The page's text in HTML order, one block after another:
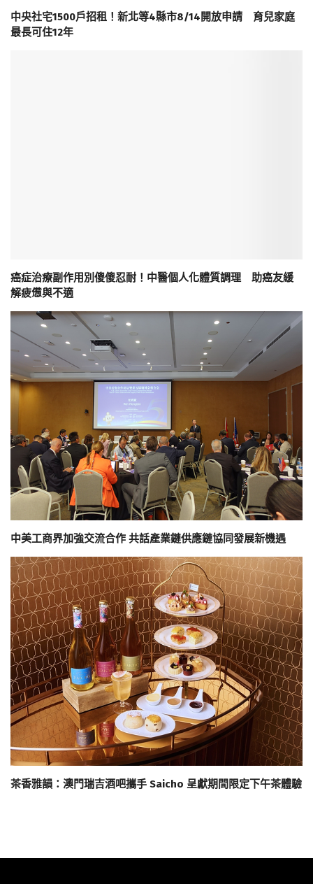
中央社宅1500戶招租！新北等4縣市8/14開放申請 育兒家庭
最長可住12年
癌症治療副作用別傻傻忍耐！中醫個人化體質調理 助癌友緩
解疲憊與不適
中美工商界加強交流合作 共話產業鏈供應鏈協同發展新機遇
茶香雅韻：澳門瑞吉酒吧攜手 Saicho 呈獻期間限定下午茶體驗